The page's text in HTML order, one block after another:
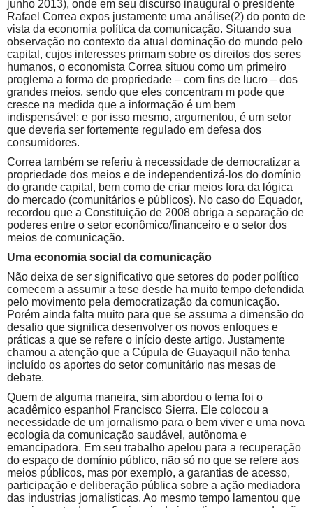
junho 2013), onde em seu discurso inaugural o presidente
Rafael Correa expos justamente uma análise(2) do ponto de
vista da economia política da comunicação. Situando sua
observação no contexto da atual dominação do mundo pelo
capital, cujos interesses primam sobre os direitos dos seres
humanos, o economista Correa situou como um primeiro
proglema a forma de propriedade – com fins de lucro – dos
grandes meios, sendo que eles concentram m pode que
cresce na medida que a informação é um bem
indispensável; e por isso mesmo, argumentou, é um setor
que deveria ser fortemente regulado em defesa dos
consumidores.
Correa também se referiu à necessidade de democratizar a
propriedade dos meios e de independentizá-los do domínio
do grande capital, bem como de criar meios fora da lógica
do mercado (comunitários e públicos). No caso do Equador,
recordou que a Constituição de 2008 obriga a separação de
poderes entre o setor econômico/financeiro e o setor dos
meios de comunicação.
Uma economia social da comunicação
Não deixa de ser significativo que setores do poder político
comecem a assumir a tese desde ha muito tempo defendida
pelo movimento pela democratização da comunicação.
Porém ainda falta muito para que se assuma a dimensão do
desafio que significa desenvolver os novos enfoques e
práticas a que se refere o início deste artigo. Justamente
chamou a atenção que a Cúpula de Guayaquil não tenha
incluído os aportes do setor comunitário nas mesas de
debate.
Quem de alguma maneira, sim abordou o tema foi o
acadêmico espanhol Francisco Sierra. Ele colocou a
necessidade de um jornalismo para o bem viver e uma nova
ecologia da comunicação saudável, autônoma e
emancipadora. Em seu trabalho apelou para a recuperação
do espaço de domínio público, não só no que se refere aos
meios públicos, mas por exemplo, a garantias de acesso,
participação e deliberação pública sobre a ação mediadora
das industrias jornalísticas. Ao mesmo tempo lamentou que